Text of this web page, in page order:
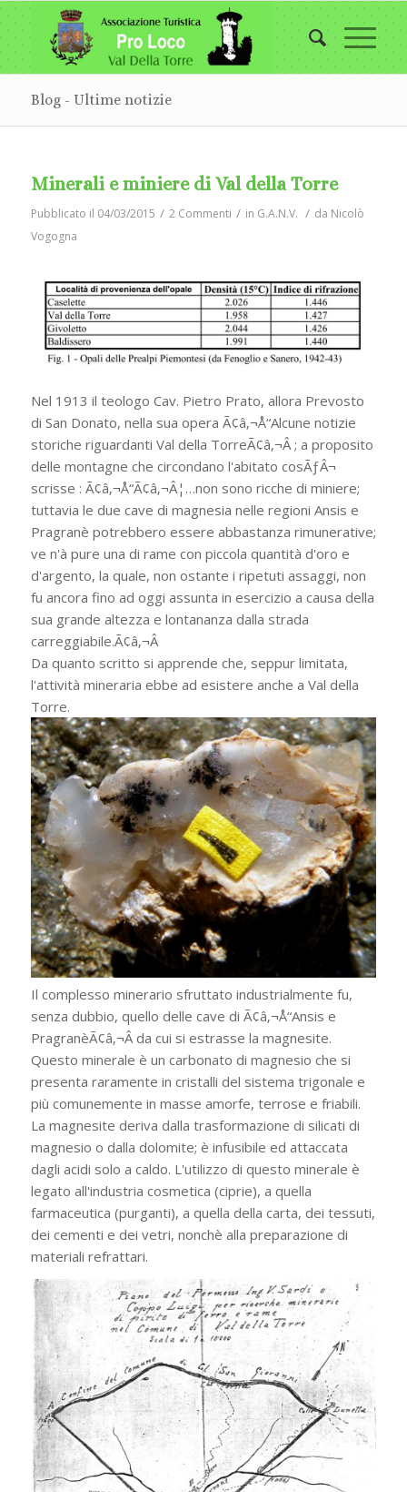
Blog - Ultime notizie
Minerali e miniere di Val della Torre
Pubblicato il 04/03/2015 / 2 Commenti / in G.A.N.V. / da Nicolò
Vogogna
Nel 1913 il teologo Cav. Pietro Prato, allora Prevosto
di San Donato, nella sua opera Ã¢â‚¬Å“Alcune notizie
storiche riguardanti Val della TorreÃ¢â‚¬Â ; a proposito
delle montagne che circondano l'abitato cosÃƒÂ¬
scrisse : Ã¢â‚¬Å“Ã¢â‚¬Â¦…non sono ricche di miniere;
tuttavia le due cave di magnesia nelle regioni Ansis e
Pragranè potrebbero essere abbastanza rimunerative;
ve n'à pure una di rame con piccola quantità d'oro e
d'argento, la quale, non ostante i ripetuti assaggi, non
fu ancora fino ad oggi assunta in esercizio a causa della
sua grande altezza e lontananza dalla strada
carreggiabile.Ã¢â‚¬Â
Da quanto scritto si apprende che, seppur limitata,
l'attività mineraria ebbe ad esistere anche a Val della
Torre.
Il complesso minerario sfruttato industrialmente fu,
senza dubbio, quello delle cave di Ã¢â‚¬Å“Ansis e
PragranèÃ¢â‚¬Â da cui si estrasse la magnesite.
Questo minerale è un carbonato di magnesio che si
presenta raramente in cristalli del sistema trigonale e
più comunemente in masse amorfe, terrose e friabili.
La magnesite deriva dalla trasformazione di silicati di
magnesio o dalla dolomite; è infusibile ed attaccata
dagli acidi solo a caldo. L'utilizzo di questo minerale è
legato all'industria cosmetica (ciprie), a quella
farmaceutica (purganti), a quella della carta, dei tessuti,
dei cementi e dei vetri, nonchè alla preparazione di
materiali refrattari.